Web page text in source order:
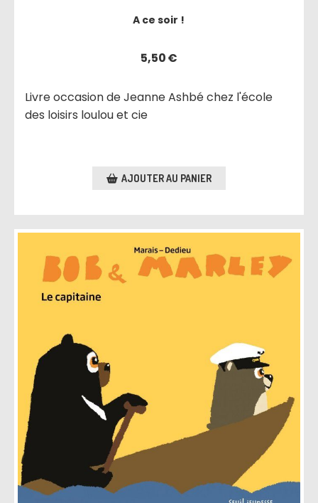
A ce soir !
5,50€
Livre occasion de Jeanne Ashbé chez l'école
des loisirs loulou et cie
AJOUTER AU PANIER